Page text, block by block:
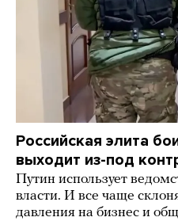
Российская элита
выходит из-под
Путин использует
власти. И все чаще
давления на бизнес и